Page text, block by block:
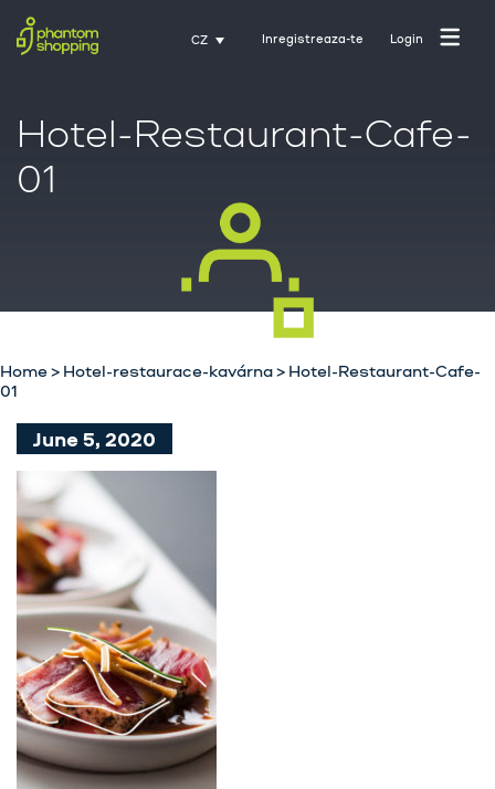
CZ Inregistreaza-te Login
Domovská stránka
O nás
Průmysl
Hotel-Restaurant-Cafe-
01
Home> Hotel-restaurace-kavárna> Hotel-Restaurant-Cafe-
01
June 5, 2020